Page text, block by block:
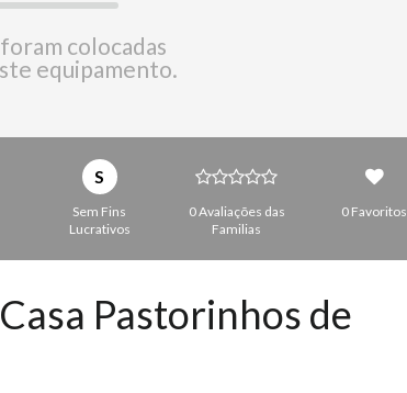
colocadas
equipamento.
S
Sem Fins
Lucrativos
0 Avaliações das
Familias
0 Favoritos
Pastorinhos de